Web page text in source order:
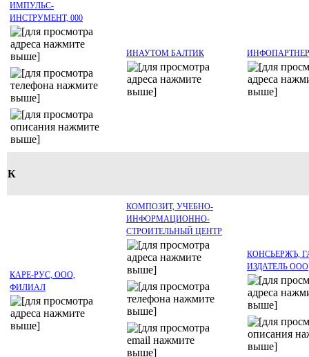
ИМПУЛЬС-
ИНСТРУМЕНТ, 000
ИНАУТОМ БАЛТИК ИНФОПАРТНЕР
К
КАРЕ-РУС, ООО,
ФИЛИАЛ
КОМПОЗИТ, УЧЕБНО-
ИНФОРМАЦИОННО-
СТРОИТЕЛЬНЫЙ ЦЕНТР
КОНСЬЕРЖЪ,
ИЗДАТЕЛЬ OOO